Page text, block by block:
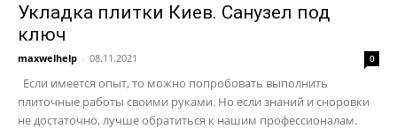
Укладка плитки Киев. Санузел под
ключ
maxwelhelp - 08.11.2021 0
Если имеется опыт, то можно попробовать выполнить
плиточные работы своими руками. Но если знаний и сноровки
не достаточно, лучше обратиться к нашим профессионалам.